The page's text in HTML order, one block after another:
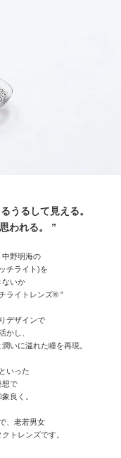
うるして見える。
われる。 ”
中野明海の
チライト)を
ないか
ライトレンズ® ”
デザインで
かし、
いに溢れた瞳を再現。
いった
想で
良く。
、老若男女
トレンズです。